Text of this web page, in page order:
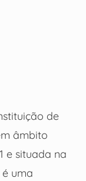
de
âmbito
e situada na
uma